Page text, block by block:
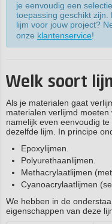
je eenvoudig een
toepassing geschikt
lijm voor jouw project?
onze klantenservice!
Welk soort
Als je materialen gaat
materialen verlijmd
namelijk even eenvoudig
dezelfde lijm. In principe
Epoxylijmen.
Polyurethaanlijmen.
Methacrylaatlijmen
Cyanoacrylaatlijmen
We hebben in de
eigenschappen van deze